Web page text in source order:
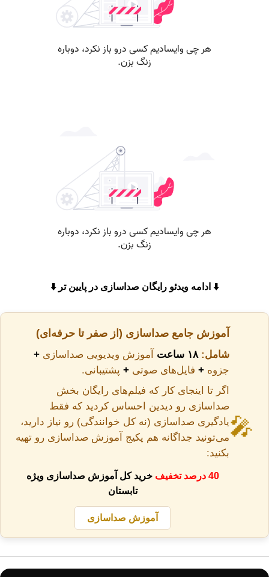
⬇️ ادامه ویدئو رایگان صداسازی در پایین تر ⬇️
🎤
آموزش جامع صداسازی (از صفر تا حرفه‌ای)
شامل: ۱۸ ساعت آموزش ویدیویی صداسازی +
جزوه + فایل‌های صوتی + پشتیبانی.
اگر تا اینجای کار که فیلم‌های رایگان بخش
صداسازی رو دیدین احساس کردید که فقط
یادگیری صداسازی (نه کل خوانندگی) رو نیاز دارید،
می‌تونید جداگانه هم پکیج آموزش صداسازی رو تهیه
بکنید:
40 درصد تخفیف
خرید کل آموزش صداسازی ویژه
تابستان
آموزش صداسازی